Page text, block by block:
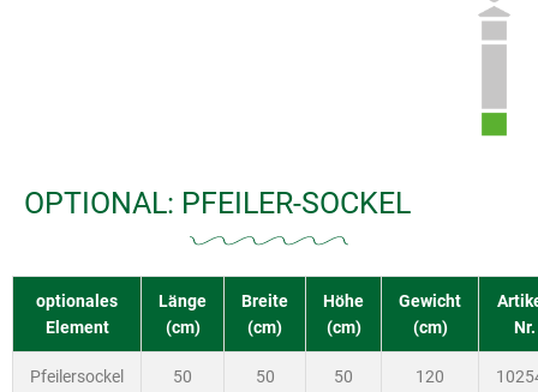
OPTIONAL: PFEILER-SOCKEL
optionales
Element
Länge
(cm)
Breite
(cm)
Höhe
(cm)
Gewicht
(cm)
Nr.
Pfeilersockel
50 50 50 120